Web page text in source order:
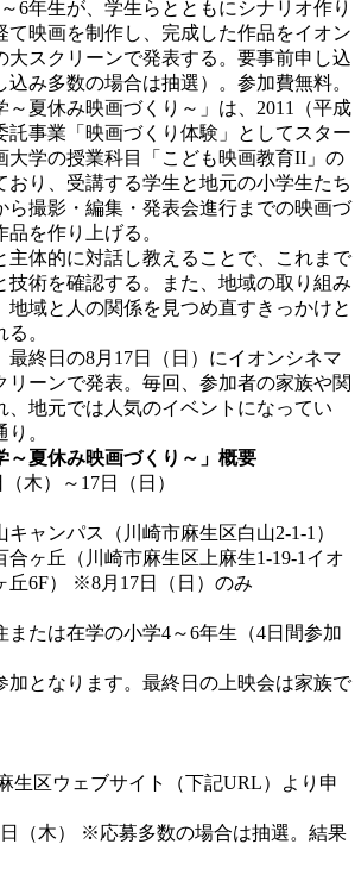
6年生が、学生らとともにシナリオ作り
て映画を制作し、完成した作品をイオン
大スクリーンで発表する。要事前申し込
込み多数の場合は抽選）。参加費無料。
夏休み映画づくり～」は、2011（平成
託事業「映画づくり体験」としてスター
大学の授業科目「こども映画教育II」の
おり、受講する学生と地元の小学生たち
ら撮影・編集・発表会進行までの映画づ
を作り上げる。
体的に対話し教えることで、これまで
技術を確認する。また、地域の取り組み
地域と人の関係を見つめ直すきっかけと
。
終日の8月17日（日）にイオンシネマ
リーンで発表。毎回、参加者の家族や関
、地元では人気のイベントになってい
。
～夏休み映画づくり～」概要
木）～17日（日）
キャンパス（川崎市麻生区白山2-1-1）
合ヶ丘（川崎市麻生区上麻生1-19-1イオ
丘6F） ※8月17日（日）のみ
たは在学の小学4～6年生（4日間参加
となります。最終日の上映会は家族で
生区ウェブサイト（下記URL）より申
日（木） ※応募多数の場合は抽選。結果